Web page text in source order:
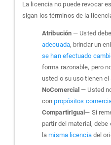
La licencia no puede revocar
sigan los términos de la
Atribución — Usted
adecuada, brindar un
se han efectuado
forma razonable, pero
usted o su uso tienen
NoComercial — Usted
conpropósitos
CompartirIgual — Si
partir del material,
lamisma licenciadel